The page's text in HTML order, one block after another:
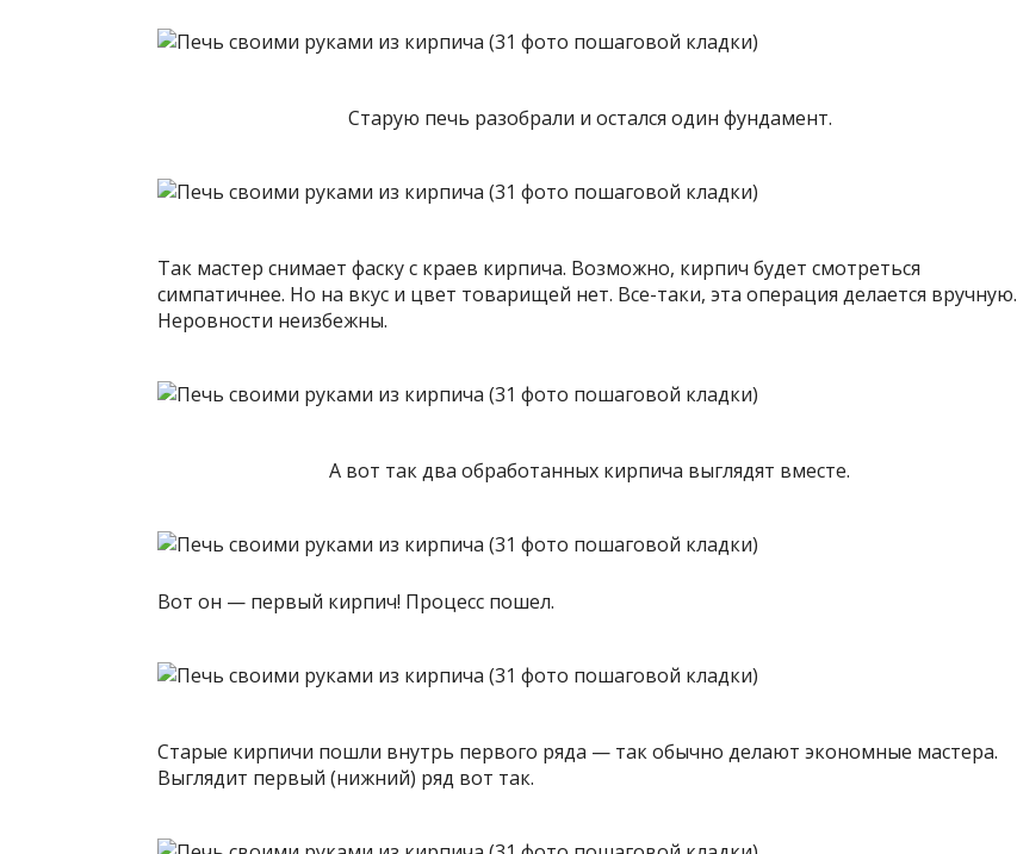
Старую печь разобрали и остался один фундамент.
Так мастер снимает фаску с краев кирпича. Возможно, кирпич будет смотреться
симпатичнее. Но на вкус и цвет товарищей нет. Все-таки, эта операция делается вручную.
Неровности неизбежны.
А вот так два обработанных кирпича выглядят вместе.
Вот он — первый кирпич! Процесс пошел.
Старые кирпичи пошли внутрь первого ряда — так обычно делают экономные мастера.
Выглядит первый (нижний) ряд вот так.